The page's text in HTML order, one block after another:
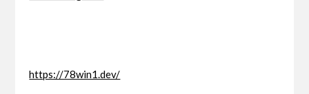
https://78win1.dev/